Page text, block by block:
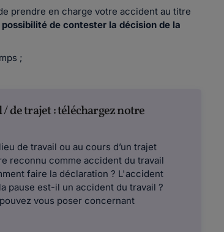
prendre en charge votre accident au titre
possibilité de contester la décision de la
;
de trajet : téléchargez notre
de travail ou au cours d’un trajet
reconnu comme accident du travail
faire la déclaration ? L'accident
pause est-il un accident du travail ?
vous poser concernant